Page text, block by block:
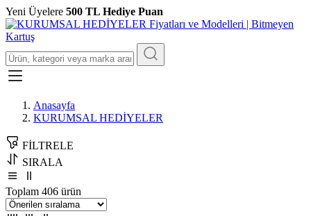
Yeni Üyelere 500 TL Hediye Puan
Anasayfa
KURUMSAL HEDİYELER
FİLTRELE
SIRALA
Toplam 406 ürün